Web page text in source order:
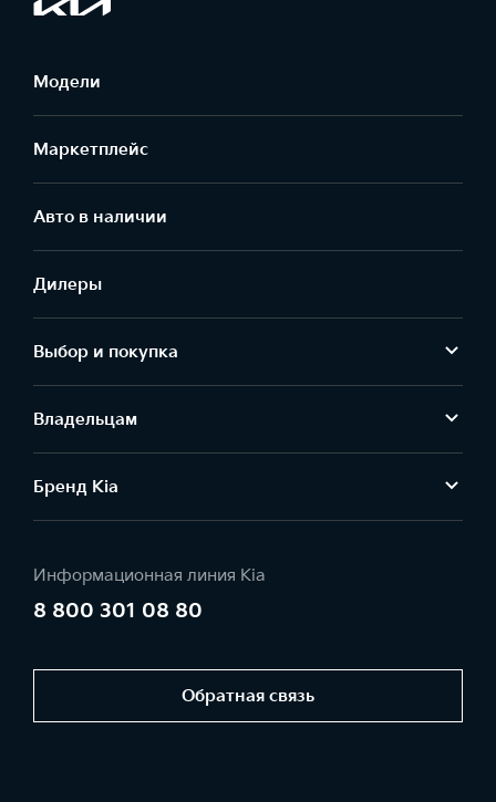
Модели
Маркетплейс
Aвто в наличии
Дилеры
Выбор и покупка
Владельцам
Бренд Kia
Информационная линия Kia
8 800 301 08 80
Обратная связь